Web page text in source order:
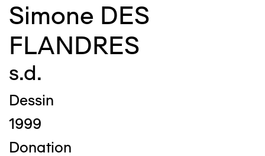
Simone DES
FLANDRES
s.d.
Dessin
1999
Donation